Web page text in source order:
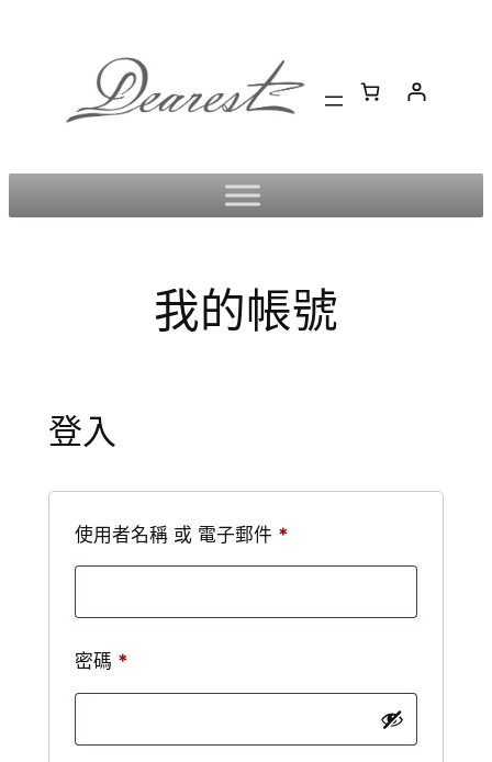
我的帳號
登入
使用者名稱 或 電子郵件 *
填
密碼 *
填